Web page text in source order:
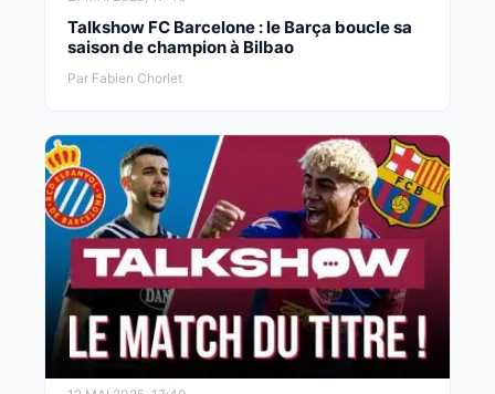
Talkshow FC Barcelone : le Barça boucle sa
saison de champion à Bilbao
Par Fabien Chorlet